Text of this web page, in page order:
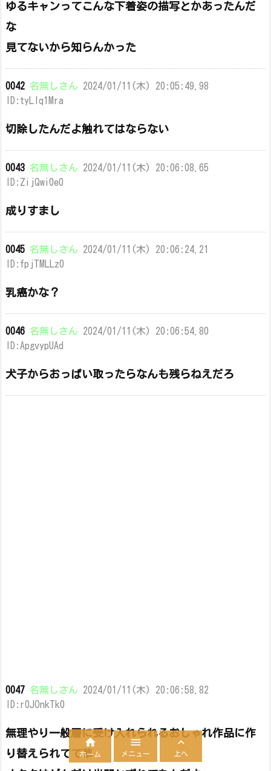
ゆるキャンってこんな下着姿の描写とかあったんだ
な
見てないから知らんかった
0042 名無しさん 2024/01/11(木) 20:05:49.98
ID:tyLlq1Mra
切除したんだよ触れてはならない
0043 名無しさん 2024/01/11(木) 20:06:08.65
ID:ZijQwi0e0
成りすまし
0045 名無しさん 2024/01/11(木) 20:06:24.21
ID:fpjTMLLz0
乳癌かな？
0046 名無しさん 2024/01/11(木) 20:06:54.80
ID:ApgvypUAd
犬子からおっぱい取ったらなんも残らねえだろ
0047 名無しさん 2024/01/11(木) 20:06:58.82
ID:r0JOnkTk0
無理やり一般層に受け入れられるおしゃれ作品に作
り替えられてて草

ホーム

メニュー

上へ